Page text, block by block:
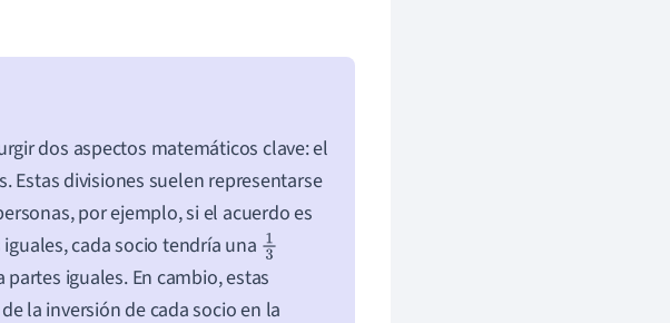
dos aspectos matemáticos clave: el
Estas divisiones suelen representarse
por ejemplo, si el acuerdo es
cada socio tendría una 1
3
iguales. En cambio, estas
la inversión de cada socio en la